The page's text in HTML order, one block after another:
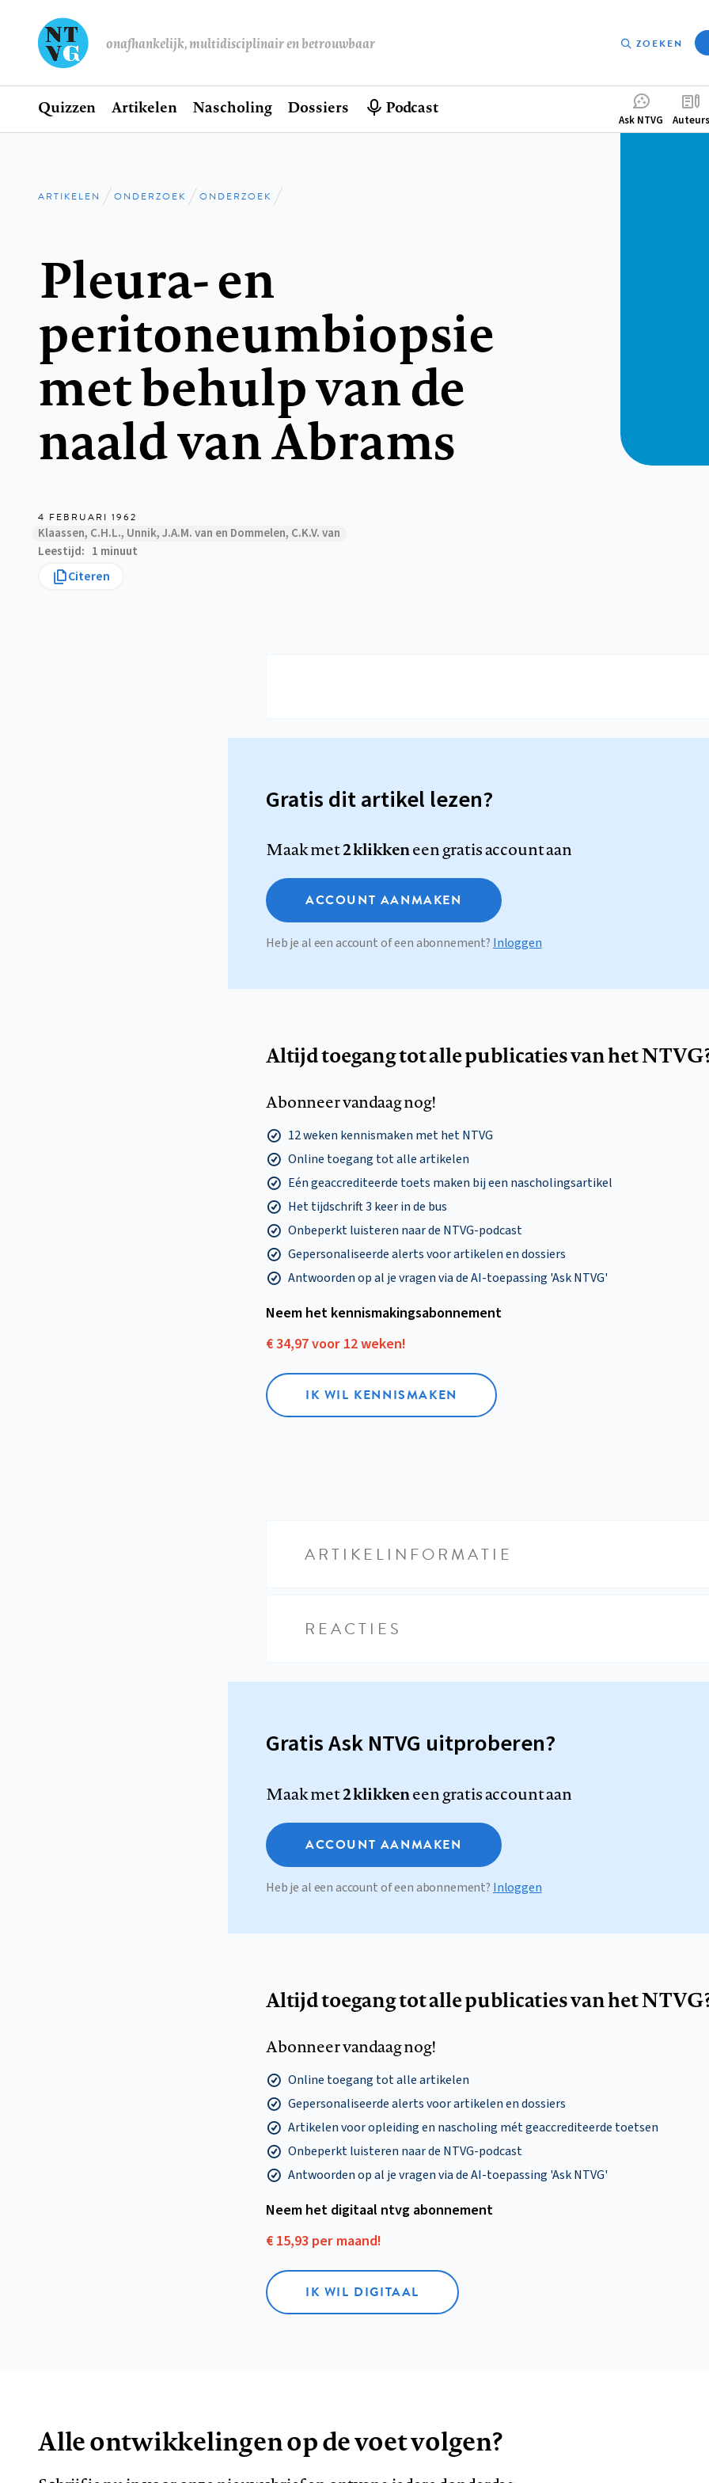
onafhankelijk, multidisciplinair en betrouwbaar ZOEKEN
Hoofdnavigatie
Home
Quizzen Artikelen Nascholing Dossiers Podcast
Ask NTVG Auteurs
Kruimelpad
ARTIKELEN ONDERZOEK ONDERZOEK
Pleura- en
peritoneumbiopsie
met behulp van de
naald van Abrams
4 FEBRUARI 1962
Klaassen, C.H.L., Unnik, J.A.M. van en Dommelen, C.K.V. van
Leestijd
1 minuut
Citeren
Gratis dit artikel lezen?
Maak met2 klikkeneen gratis account aan
ACCOUNT AANMAKEN
Heb je al een account of een abonnement? Inloggen
Altijd toegang tot alle publicaties van het
Abonneer vandaag nog!
12 weken kennismaken met het NTVG
Online toegang tot alle artikelen
Eén geaccrediteerde toets maken bij een nascholingsartikel
Het tijdschrift 3 keer in de bus
Onbeperkt luisteren naar de NTVG-podcast
Gepersonaliseerde alerts voor artikelen en dossiers
Antwoorden op al je vragen via de AI-toepassing 'Ask NTVG'
Neem het kennismakings­abonnement
€ 34,97 voor 12 weken!
IK WIL KENNISMAKEN
ARTIKELINFORMATIE
REACTIES
Gratis Ask NTVG uitproberen?
Maak met2 klikkeneen gratis account aan
ACCOUNT AANMAKEN
Heb je al een account of een abonnement? Inloggen
Altijd toegang tot alle publicaties van het
Abonneer vandaag nog!
Online toegang tot alle artikelen
Gepersonaliseerde alerts voor artikelen en dossiers
Artikelen voor opleiding en nascholing mét geaccrediteerde toetsen
Onbeperkt luisteren naar de NTVG-podcast
Antwoorden op al je vragen via de AI-toepassing 'Ask NTVG'
Neem het digitaal ntvg abonnement
€ 15,93 per maand!
IK WIL DIGITAAL
Alle ontwikkelingen op de voet volgen?